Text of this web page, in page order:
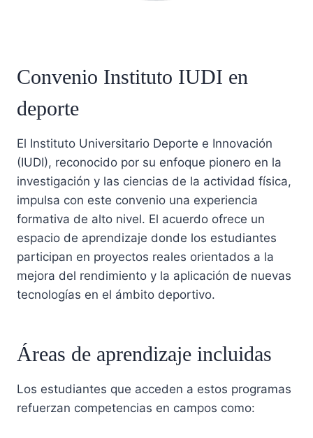
Convenio Instituto IUDI en
deporte
El Instituto Universitario Deporte e Innovación
(IUDI), reconocido por su enfoque pionero en la
investigación y las ciencias de la actividad física,
impulsa con este convenio una experiencia
formativa de alto nivel. El acuerdo ofrece un
espacio de aprendizaje donde los estudiantes
participan en proyectos reales orientados a la
mejora del rendimiento y la aplicación de nuevas
tecnologías en el ámbito deportivo.
Áreas de aprendizaje incluidas
Los estudiantes que acceden a estos programas
refuerzan competencias en campos como: